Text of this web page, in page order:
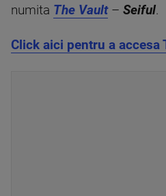
numita The Vault– Seiful.
Click aici pentru a accesa